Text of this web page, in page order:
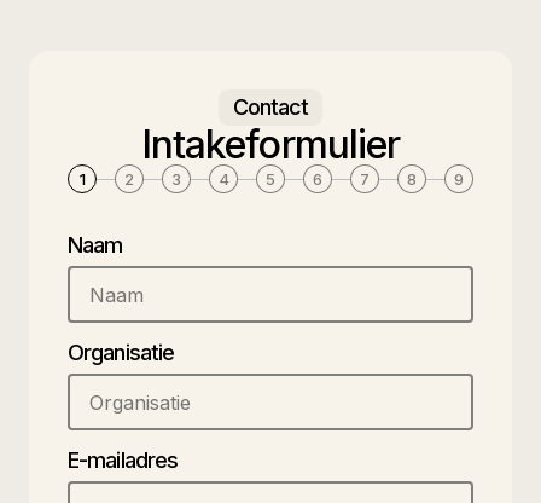
Contact
Intakeformulier
1 2 3 4 5 6 7 8 9
Naam
Organisatie
E-mailadres